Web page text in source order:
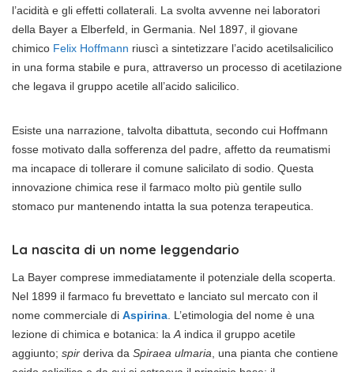
l’acidità e gli effetti collaterali. La svolta avvenne nei laboratori
della Bayer a Elberfeld, in Germania. Nel 1897, il giovane
chimico Felix Hoffmann riuscì a sintetizzare l’acido acetilsalicilico
in una forma stabile e pura, attraverso un processo di acetilazione
che legava il gruppo acetile all’acido salicilico.
Esiste una narrazione, talvolta dibattuta, secondo cui Hoffmann
fosse motivato dalla sofferenza del padre, affetto da reumatismi
ma incapace di tollerare il comune salicilato di sodio. Questa
innovazione chimica rese il farmaco molto più gentile sullo
stomaco pur mantenendo intatta la sua potenza terapeutica.
La nascita di un nome leggendario
La Bayer comprese immediatamente il potenziale della scoperta.
Nel 1899 il farmaco fu brevettato e lanciato sul mercato con il
nome commerciale di Aspirina . L’etimologia del nome è una
lezione di chimica e botanica: la A indica il gruppo acetile
aggiunto; spir deriva da Spiraea ulmaria , una pianta che contiene